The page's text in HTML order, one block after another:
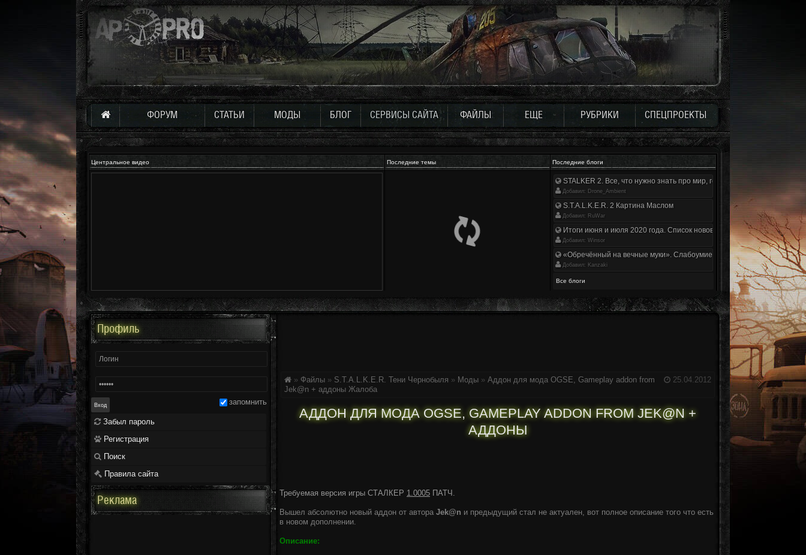
ФОРУМ СТАТЬИ МОДЫ БЛОГ СЕРВИСЫ САЙТА ФАЙЛЫ ЕЩЕ РУБРИКИ СПЕЦПРОЕКТЫ
Центральное видео Последние темы Последние блоги
STALKER 2. Все, что нужно знать про мир, геймплей и сюжет | Разбор
Добавил: Drone_Ambient
S.T.A.L.K.E.R. 2 Картина Маслом
Добавил: RuWar
Итоги июня и июля 2020 года. Список нововведений
Добавил: Winsor
«Обречённый на вечные муки». Слабоумие и отвага
Добавил: Kanzaki
Все блоги
25.04.2012
» Файлы » S.T.A.L.K.E.R. Тени Чернобыля » Моды » Аддон для мода OGSE, Gameplay addon from
Jek@n + аддоны Жалоба
АДДОН ДЛЯ МОДА OGSE, GAMEPLAY ADDON FROM JEK@N +
АДДОНЫ
Требуемая версия игры СТАЛКЕР 1.0005 ПАТЧ.
Вышел абсолютно новый аддон от автора Jek@n и предыдущий стал не актуален, вот полное описание того что есть
в новом дополнении.
Описание:
Профиль
запомнить
Забыл пароль
Регистрация
Поиск
Правила сайта
Реклама